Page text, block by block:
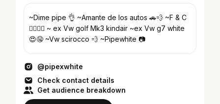
~Dime pipe 👌 ~Amante de los autos 🚗💨 ~F & C
👩‍❤️‍💋‍👨 ~ ex Vw golf Mk3 kindair ~ex Vw g7 white
😍🤤 ~Vw scirocco 💨 ~Pipewhite 📷
@pipexwhite
Check contact details
Get audience breakdown